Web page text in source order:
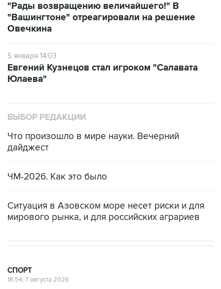
"Рады возвращению величайшего!" В
"Вашингтоне" отреагировали на решение
Овечкина
5 января 14:03
Евгений Кузнецов стал игроком "Салавата
Юлаева"
ВЫБОР РЕДАКЦИИ
Что произошло в мире науки. Вечерний
дайджест
ЧМ-2026. Как это было
Ситуация в Азовском море несет риски и для
мирового рынка, и для российских аграриев
СПОРТ
18:54, 7 августа 2026